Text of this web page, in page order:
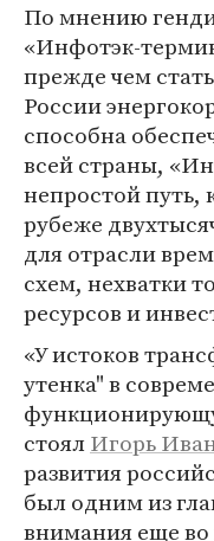
По мнению
«Инфотэк-
прежде чем
России
способна
всей страны,
непростой путь,
рубеже
для отрасли
схем, нехватки
ресурсов и
«У истоков
утенка" в
стоялИгорь
развития
был одним из
внимания еще